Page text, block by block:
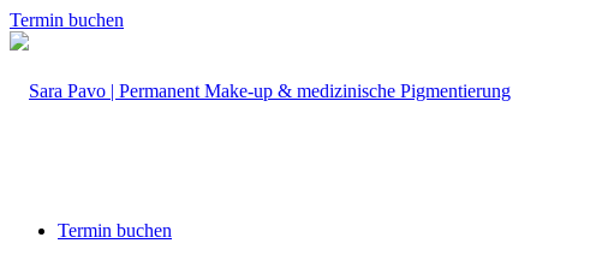
Termin buchen
Termin buchen